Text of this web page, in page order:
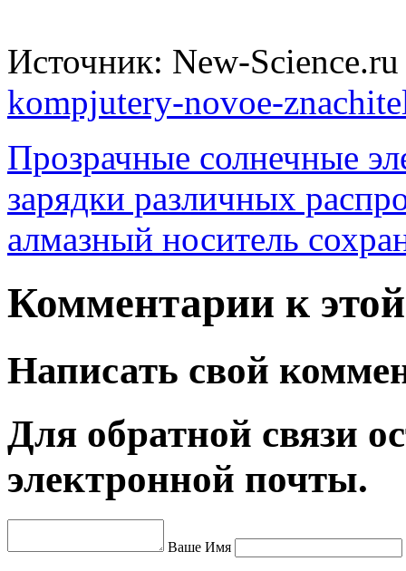
Источник: New-
kompjutery-novoe-
Прозрачные солнечные
зарядки различных
алмазный носитель
Комментарии к
Написать свой
Для обратной связи
электронной почты.
Ваше Имя